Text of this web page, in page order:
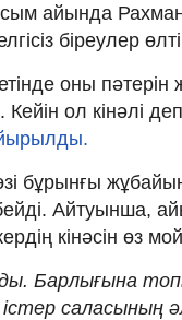
айында
біреулер
оны
Кейін ол кінәлі
бұрынғы
Айтуынша,
кінәсін өз
Барлығына
саласының